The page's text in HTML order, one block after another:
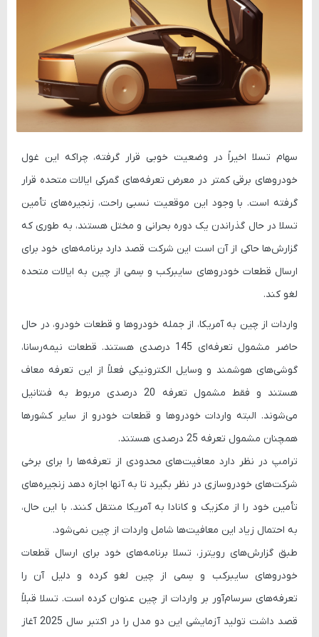
سهام تسلا اخیراً در وضعیت خوبی قرار گرفته‌، چراکه این غول
خودروهای برقی کمتر در معرض تعرفه‌های گمرکی ایالات متحده قرار
گرفته است. با وجود این موقعیت نسبی راحت، زنجیره‌های تأمین
تسلا در حال گذراندن یک دوره بحرانی و مختل هستند، به‌ طوری که
گزارش‌ها حاکی از آن است این شرکت قصد دارد برنامه‌های خود برای
ارسال قطعات خودروهای سایبرکبو سِمی از چین به ایالات متحده
لغو کند.
واردات از چین به آمریکا، از جمله خودروها و قطعات خودرو، در حال
حاضر مشمول تعرفه‌ای 145 درصدی هستند. قطعات نیمه‌رسانا،
گوشی‌های هوشمند و وسایل الکترونیکی فعلاً از این تعرفه معاف
هستند و فقط مشمول تعرفه 20 درصدی مربوط به فنتانیل
می‌شوند. البته واردات خودروها و قطعات خودرو از سایر کشورها
همچنان مشمول تعرفه 25 درصدی هستند.
ترامپ در نظر دارد معافیت‌های محدودی از تعرفه‌ها را برای برخی
شرکت‌های خودروسازی در نظر بگیرد تا به آنها اجازه دهد زنجیره‌های
تأمین خود را از مکزیک و کانادا به آمریکا منتقل کنند. با این حال،
به احتمال زیاد این معافیت‌ها شامل واردات از چین نمی‌شود.
طبق گزارش‌های رویترز، تسلا برنامه‌های خود برای ارسال قطعات
خودروهای سایبرکب و سِمی از چین لغو کرده و دلیل آن را
تعرفه‌های سرسام‌آور بر واردات از چین عنوان کرده است. تسلا قبلاً
قصد داشت تولید آزمایشی این دو مدل را در اکتبر سال 2025 آغاز